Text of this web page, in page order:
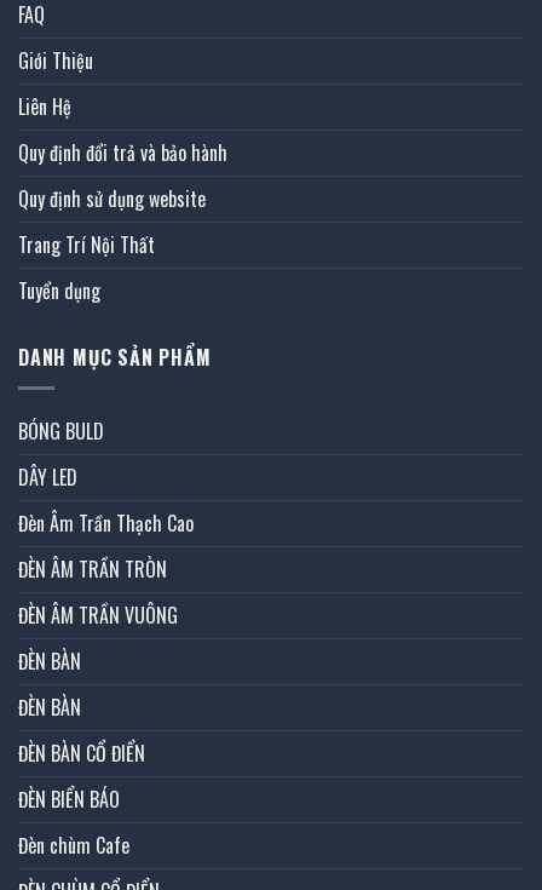
FAQ
Giới Thiệu
Liên Hệ
Quy định đổi trả và bảo hành
Quy định sử dụng website
Trang Trí Nội Thất
Tuyển dụng
DANH MỤC SẢN PHẨM
BÓNG BULD
DÂY LED
Đèn Âm Trần Thạch Cao
ĐÈN ÂM TRẦN TRÒN
ĐÈN ÂM TRẦN VUÔNG
ĐÈN BÀN
ĐÈN BÀN
ĐÈN BÀN CỔ ĐIỂN
ĐÈN BIỂN BÁO
Đèn chùm Cafe